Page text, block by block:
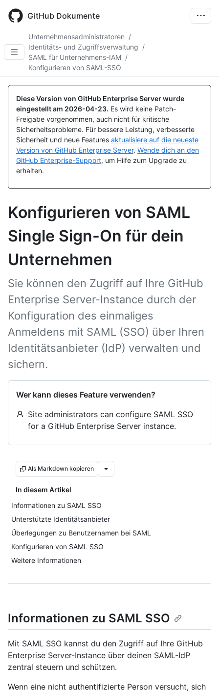
main
GitHub Dokumente
Unternehmensadministratoren /
Identitäts- und Zugriffsverwaltung /
SAML für Unternehmens-IAM /
Konfigurieren von SAML-SSO
Diese Version von GitHub Enterprise Server wurde
eingestellt am 2026-04-23. Es wird keine Patch-
Freigabe vorgenommen, auch nicht für kritische
Sicherheitsprobleme. Für bessere Leistung, verbesserte
Sicherheit und neue Features aktualisiere auf die neueste
Version von GitHub Enterprise Server. Wende dich an den
GitHub Enterprise-Support, um Hilfe zum Upgrade zu
erhalten.
Konfigurieren von SAML
Single Sign-On für dein
Unternehmen
Sie können den Zugriff auf Ihre GitHub
Enterprise Server-Instance durch der
Konfiguration des einmaliges
Anmeldens mit SAML (SSO) über Ihren
Identitätsanbieter (IdP) verwalten und
sichern.
Wer kann dieses Feature verwenden?
Site administrators can configure SAML SSO
for a GitHub Enterprise Server instance.
Als Markdown kopieren
In diesem Artikel
Informationen zu SAML SSO
Unterstützte Identitätsanbieter
Überlegungen zu Benutzernamen bei SAML
Konfigurieren von SAML SSO
Weitere Informationen
Informationen zu SAML SSO
Mit SAML SSO kannst du den Zugriff auf Ihre GitHub
Enterprise Server-Instance über deinen SAML-IdP
zentral steuern und schützen.
Wenn eine nicht authentifizierte Person versucht, sich